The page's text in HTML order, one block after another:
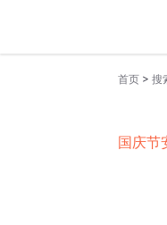
首页 > 搜
国庆节